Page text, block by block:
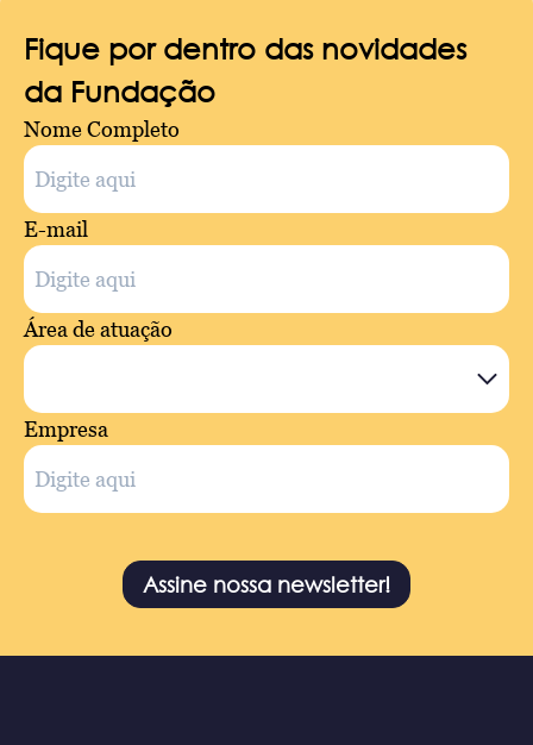
Fique por dentro das novidades
da Fundação
Nome Completo
E-mail
Área de atuação
Empresa
Assine nossa newsletter!